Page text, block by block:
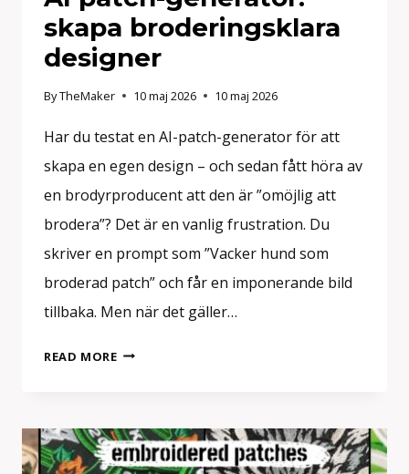
skapa broderingsklara
designer
ByTheMaker 10 maj 2026 10 maj 2026
Har du testat en AI-patch-generator för att
skapa en egen design – och sedan fått höra av
en brodyrproducent att den är ”omöjlig att
brodera”? Det är en vanlig frustration. Du
skriver en prompt som ”Vacker hund som
broderad patch” och får en imponerande bild
tillbaka. Men när det gäller…
READ MOREAI
BRODERINGSKLARA
DESIGNER